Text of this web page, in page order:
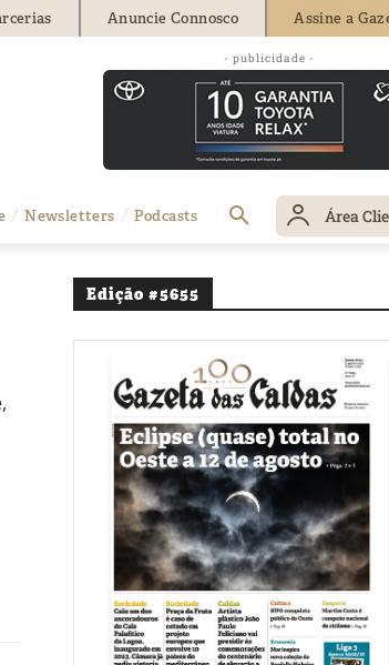
Anuncie Connosco Assine a
- publicidade -
Newsletters Podcasts Área
da
Edição #5655